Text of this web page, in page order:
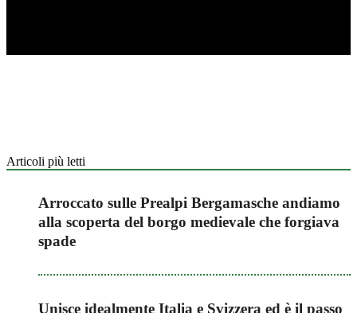
Articoli più letti
Arroccato sulle Prealpi Bergamasche andiamo
alla scoperta del borgo medievale che forgiava
spade
Unisce idealmente Italia e Svizzera ed è il passo